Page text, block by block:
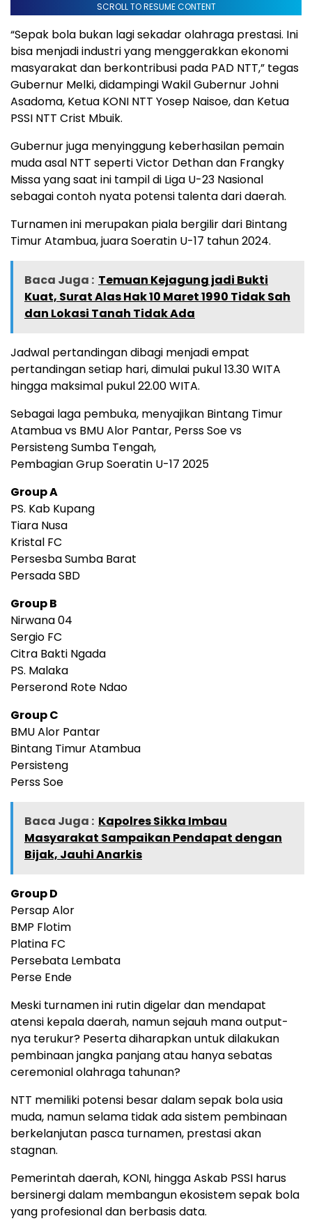
SCROLL TO RESUME CONTENT
“Sepak bola bukan lagi sekadar olahraga prestasi. Ini
bisa menjadi industri yang menggerakkan ekonomi
masyarakat dan berkontribusi pada PAD NTT,” tegas
Gubernur Melki, didampingi Wakil Gubernur Johni
Asadoma, Ketua KONI NTT Yosep Naisoe, dan Ketua
PSSI NTT Crist Mbuik.
Gubernur juga menyinggung keberhasilan pemain
muda asal NTT seperti Victor Dethan dan Frangky
Missa yang saat ini tampil di Liga U-23 Nasional
sebagai contoh nyata potensi talenta dari daerah.
Turnamen ini merupakan piala bergilir dari Bintang
Timur Atambua, juara Soeratin U-17 tahun 2024.
Baca Juga : Temuan Kejagung jadi Bukti
Kuat, Surat Alas Hak 10 Maret 1990 Tidak Sah
dan Lokasi Tanah Tidak Ada
Jadwal pertandingan dibagi menjadi empat
pertandingan setiap hari, dimulai pukul 13.30 WITA
hingga maksimal pukul 22.00 WITA.
Sebagai laga pembuka, menyajikan Bintang Timur
Atambua vs BMU Alor Pantar, Perss Soe vs
Persisteng Sumba Tengah,
Pembagian Grup Soeratin U-17 2025
Group A
PS. Kab Kupang
Tiara Nusa
Kristal FC
Persesba Sumba Barat
Persada SBD
Group B
Nirwana 04
Sergio FC
Citra Bakti Ngada
PS. Malaka
Perserond Rote Ndao
Group C
BMU Alor Pantar
Bintang Timur Atambua
Persisteng
Perss Soe
Baca Juga : Kapolres Sikka Imbau
Masyarakat Sampaikan Pendapat dengan
Bijak, Jauhi Anarkis
Group D
Persap Alor
BMP Flotim
Platina FC
Persebata Lembata
Perse Ende
Meski turnamen ini rutin digelar dan mendapat
atensi kepala daerah, namun sejauh mana output-
nya terukur? Peserta diharapkan untuk dilakukan
pembinaan jangka panjang atau hanya sebatas
ceremonial olahraga tahunan?
NTT memiliki potensi besar dalam sepak bola usia
muda, namun selama tidak ada sistem pembinaan
berkelanjutan pasca turnamen, prestasi akan
stagnan.
Pemerintah daerah, KONI, hingga Askab PSSI harus
bersinergi dalam membangun ekosistem sepak bola
yang profesional dan berbasis data.